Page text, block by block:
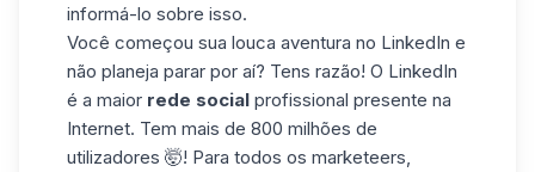
informá-lo sobre isso.
Você começou sua louca aventura no LinkedIn e
não planeja parar por aí? Tens razão! O LinkedIn
é a maior rede social profissional presente na
Internet. Tem mais de 800 milhões de
utilizadores 🤯! Para todos os marketeers,